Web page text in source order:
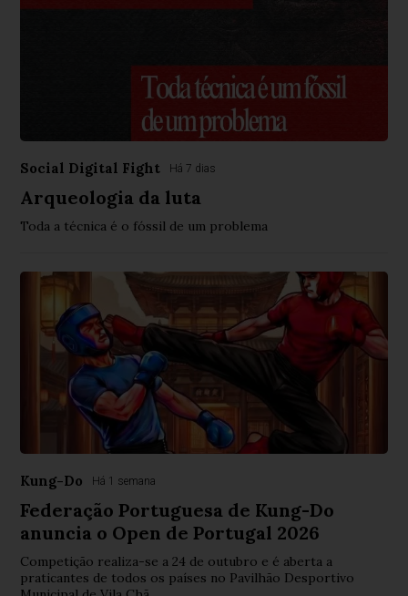
Social Digital Fight Há 7 dias
Arqueologia da luta
Toda a técnica é o fóssil de um problema
Kung-Do Há 1 semana
Federação Portuguesa de Kung-Do
anuncia o Open de Portugal 2026
Competição realiza-se a 24 de outubro e é aberta a
praticantes de todos os países no Pavilhão Desportivo